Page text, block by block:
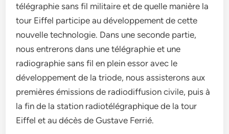
télégraphie sans fil militaire et de quelle manière la
tour Eiffel participe au développement de cette
nouvelle technologie. Dans une seconde partie,
nous entrerons dans une télégraphie et une
radiographie sans fil en plein essor avec le
développement de la triode, nous assisterons aux
premières émissions de radiodiffusion civile, puis à
la fin de la station radiotélégraphique de la tour
Eiffel et au décès de Gustave Ferrié.